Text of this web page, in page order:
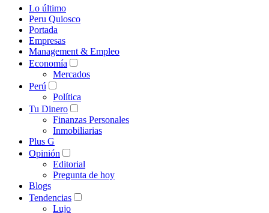
Lo último
Peru Quiosco
Portada
Empresas
Management & Empleo
Economía
Mercados
Perú
Política
Tu Dinero
Finanzas Personales
Inmobiliarias
Plus G
Opinión
Editorial
Pregunta de hoy
Blogs
Tendencias
Lujo